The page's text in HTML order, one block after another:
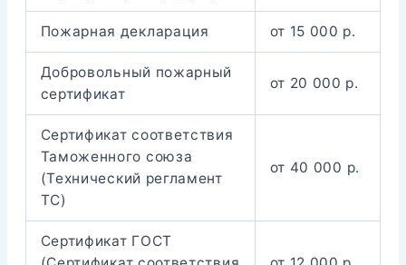
Пожарная декларация от 15 000 р.
Добровольный пожарный
сертификат
от 20 000 р.
Сертификат соответствия
Таможенного союза
(Технический регламент
ТС)
от 40 000 р.
Сертификат ГОСТ